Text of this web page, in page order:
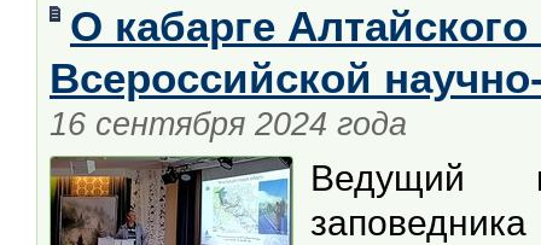
О кабарге
Всероссийской
16 сентября 2024 года
Ведущий